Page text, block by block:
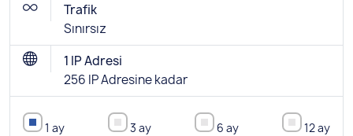
Trafik
Sınırsız
1 IP Adresi
256 IP Adresine kadar
1 ay 3 ay 6 ay 12 ay